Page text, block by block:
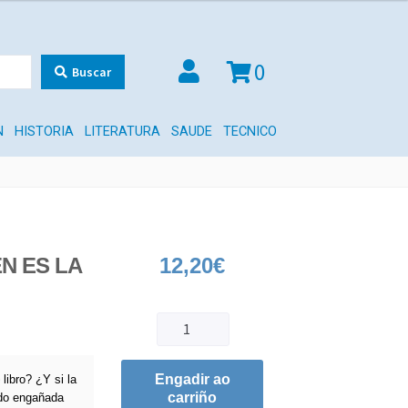
Buscar 0
HISTORIA LITERATURA SAUDE TECNICO
ES LA
libro? ¿Y si la
engañada
12,20€
Engadir ao
carriño